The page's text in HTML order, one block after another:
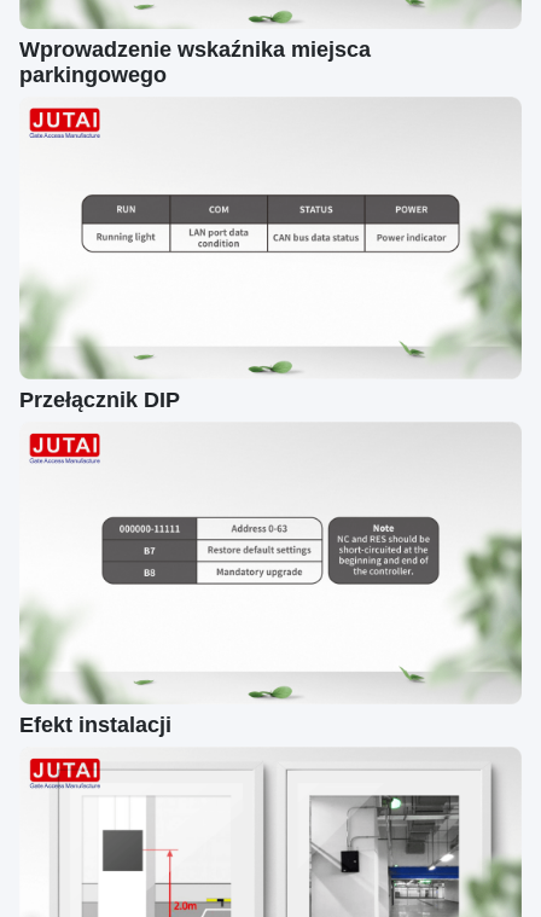
Wprowadzenie wskaźnika miejsca
parkingowego
Przełącznik DIP
Efekt instalacji